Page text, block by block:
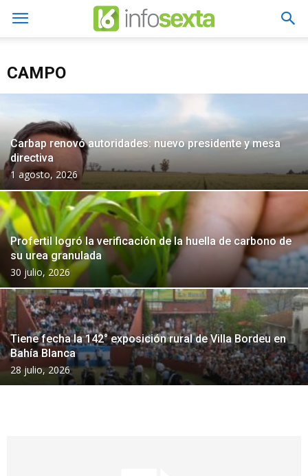
CAMPO
Carbap renovó autoridades: nuevo presidente y mesa
directiva
1 agosto, 2026
Profertil logró la verificación de la huella de carbono de
su urea granulada
30 julio, 2026
Tiene fecha la 142° exposición rural de Villa Bordeu en
Bahía Blanca
28 julio, 2026